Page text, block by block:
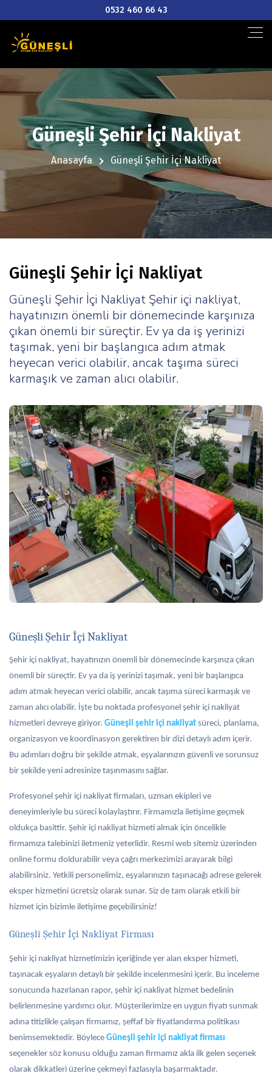
0532 460 66 43
Güneşli Şehir İçi Nakliyat
Anasayfa Güneşli Şehir İçi Nakliyat
Güneşli Şehir İçi Nakliyat
Güneşli Şehir İçi Nakliyat Şehir içi nakliyat,
hayatınızın önemli bir dönemecinde karşınıza
çıkan önemli bir süreçtir. Ev ya da iş yerinizi
taşımak, yeni bir başlangıca adım atmak
heyecan verici olabilir, ancak taşıma süreci
karmaşık ve zaman alıcı olabilir.
Güneşli Şehir İçi Nakliyat
Şehir içi nakliyat, hayatınızın önemli bir dönemecinde karşınıza çıkan
önemli bir süreçtir. Ev ya da iş yerinizi taşımak, yeni bir başlangıca
adım atmak heyecan verici olabilir, ancak taşıma süreci karmaşık ve
zaman alıcı olabilir. İşte bu noktada profesyonel şehir içi nakliyat
hizmetleri devreye giriyor. Güneşli şehir içi nakliyat süreci, planlama,
organizasyon ve koordinasyon gerektiren bir dizi detaylı adım içerir.
Bu adımları doğru bir şekilde atmak, eşyalarınızın güvenli ve sorunsuz
bir şekilde yeni adresinize taşınmasını sağlar.
Profesyonel şehir içi nakliyat firmaları, uzman ekipleri ve
deneyimleriyle bu süreci kolaylaştırır. Firmamızla iletişime geçmek
oldukça basittir. Şehir içi nakliyat hizmeti almak için öncelikle
firmamıza talebinizi iletmeniz yeterlidir. Resmi web sitemiz üzerinden
online formu doldurabilir veya çağrı merkezimizi arayarak bilgi
alabilirsiniz. Yetkili personelimiz, eşyalarınızın taşınacağı adrese gelerek
eksper hizmetini ücretsiz olarak sunar. Siz de tam olarak etkili bir
hizmet için bizimle iletişime geçebilirsiniz!
Güneşli Şehir İçi Nakliyat Firması
Şehir içi nakliyat hizmetimizin içeriğinde yer alan eksper hizmeti,
taşınacak eşyaların detaylı bir şekilde incelenmesini içerir. Bu inceleme
sonucunda hazırlanan rapor, şehir içi nakliyat hizmet bedelinin
belirlenmesine yardımcı olur. Müşterilerimize en uygun fiyatı sunmak
adına titizlikle çalışan firmamız, şeffaf bir fiyatlandırma politikası
benimsemektedir. Böylece Güneşli şehir içi nakliyat firması
seçenekler söz konusu olduğu zaman firmamız akla ilk gelen seçenek
olarak dikkatleri üzerine çekmeyi fazlasıyla başarmaktadır.